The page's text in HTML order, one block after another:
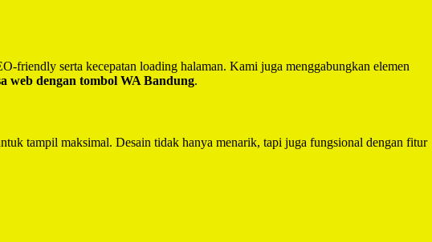
friendly serta kecepatan loading halaman. Kami juga menggabungkan elemen
web dengan tombol WA Bandung.
tampil maksimal. Desain tidak hanya menarik, tapi juga fungsional dengan fitur